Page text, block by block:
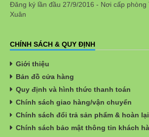
Đăng ký lần đầu 27/9/2016 - Nơi cấp phòng
Xuân
CHÍNH SÁCH & QUY ĐỊNH
Giới thiệu
Bản đồ cửa hàng
Quy định và hình thức thanh toán
Chính sách giao hàng/vận chuyển
Chính sách đổi trả sản phẩm & hoàn
Chính sách bảo mật thông tin khách